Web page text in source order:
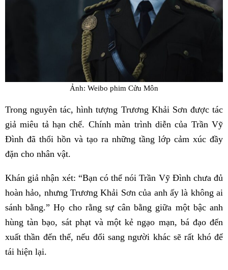
Ảnh: Weibo phim Cửu Môn
Trong nguyên tác, hình tượng Trương Khải Sơn được tác
giả miêu tả hạn chế. Chính màn trình diễn của Trần Vỹ
Đình đã thổi hồn và tạo ra những tầng lớp cảm xúc đầy
đặn cho nhân vật.
Khán giả nhận xét: “Bạn có thể nói Trần Vỹ Đình chưa đủ
hoàn hảo, nhưng Trương Khải Sơn của anh ấy là không ai
sánh bằng.” Họ cho rằng sự cân bằng giữa một bậc anh
hùng tàn bạo, sát phạt và một kẻ ngạo mạn, bá đạo đến
xuất thần đến thế, nếu đổi sang người khác sẽ rất khó để
tái hiện lại.